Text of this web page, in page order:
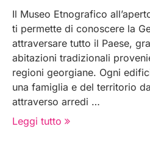
Il Museo Etnografico
ti permette di conoscere la
attraversare tutto il Paese,
abitazioni tradizionali
regioni georgiane. Ogni
una famiglia e del territorio
attraverso arredi …
Leggi tutto